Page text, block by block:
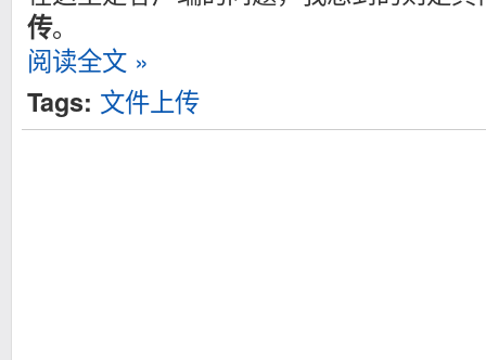
传。
阅读全文 »
Tags: 文件上传